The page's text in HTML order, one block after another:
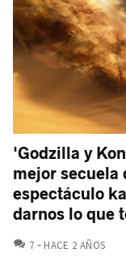
'Godzilla y
mejor secuela
espectáculo
darnos lo que
7 COMENTARIOS
HACE 2 AÑOS